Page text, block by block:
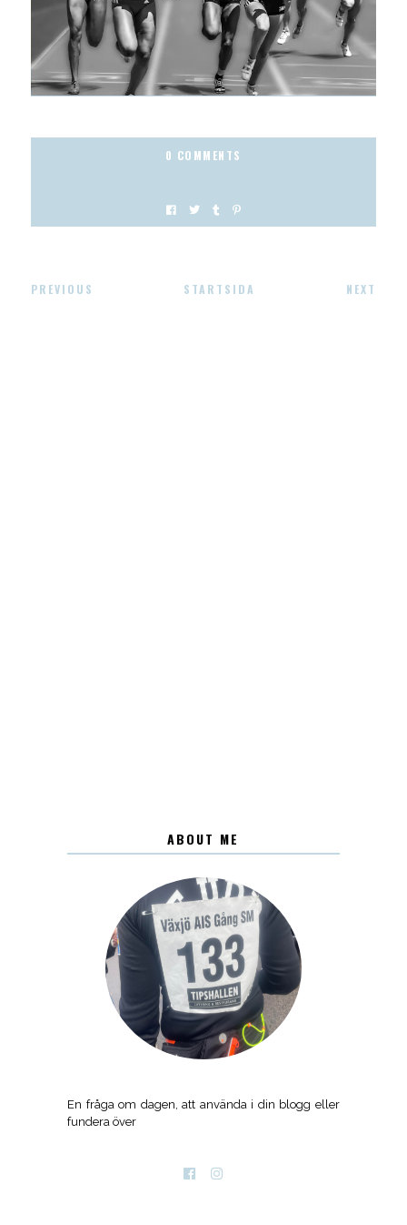
0 COMMENTS
PREVIOUS STARTSIDA NEXT
ABOUT ME
En fråga om dagen, att använda i din blogg eller
fundera över